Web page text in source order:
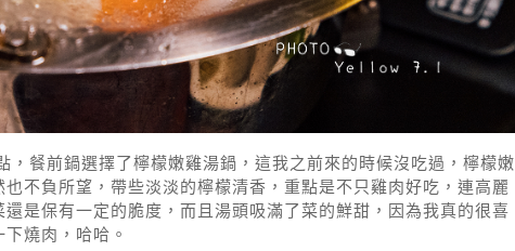
餐前鍋選擇了檸檬嫩雞湯鍋，這我之前來的時候沒吃過，檸檬嫩
不負所望，帶些淡淡的檸檬清香，重點是不只雞肉好吃，連高麗
是保有一定的脆度，而且湯頭吸滿了菜的鮮甜，因為我真的很喜
燒肉，哈哈。